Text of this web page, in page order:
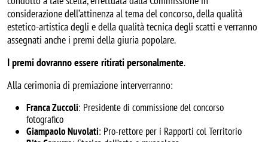
considerazione dell’attinenza al tema del concorso, della qualità
estetico-artistica degli e della qualità tecnica degli scatti e verranno
assegnati anche i premi della giuria popolare.
I premi dovranno essere ritirati personalmente.
Alla cerimonia di premiazione interverranno:
Franca Zuccoli: Presidente di commissione del concorso
fotografico
Giampaolo Nuvolati: Pro-rettore per i Rapporti col Territorio